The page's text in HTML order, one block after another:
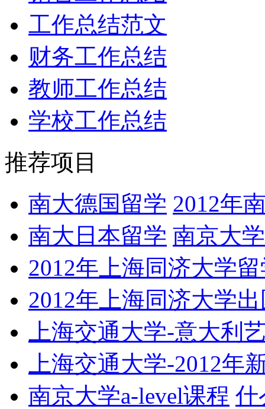
工作总结范文
财务工作总结
教师工作总结
学校工作总结
推荐项目
南大德国留学 2012年
南大日本留学 南京大
2012年上海同济大学
2012年上海同济大学
上海交通大学-意大利
上海交通大学-2012年
南京大学a-level课程 什